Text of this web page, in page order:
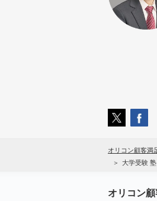
オリコン顧客満
大学受験
オリコン